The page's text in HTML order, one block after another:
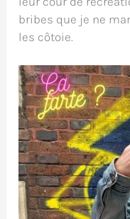
bribes que je ne
les côtoie.